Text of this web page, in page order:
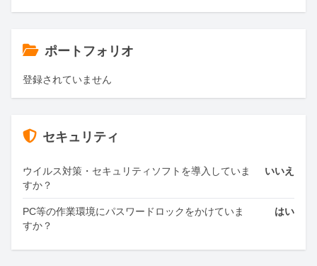
ポートフォリオ
登録されていません
セキュリティ
ウイルス対策・セキュリティソフトを導入していま
すか？
いいえ
PC等の作業環境にパスワードロックをかけていま
すか？
はい